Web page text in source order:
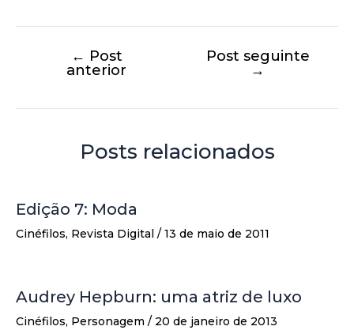
← Post
anterior
Post seguinte
→
Posts relacionados
Edição 7: Moda
Cinéfilos, Revista Digital / 13 de maio de 2011
Audrey Hepburn: uma atriz de luxo
Cinéfilos, Personagem / 20 de janeiro de 2013